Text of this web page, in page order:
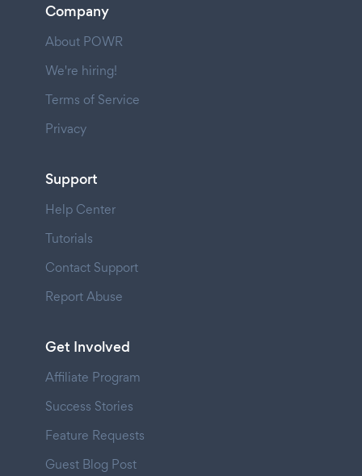
Company
About POWR
We're hiring!
Terms of Service
Privacy
Support
Help Center
Tutorials
Contact Support
Report Abuse
Get Involved
Affiliate Program
Success Stories
Feature Requests
Guest Blog Post